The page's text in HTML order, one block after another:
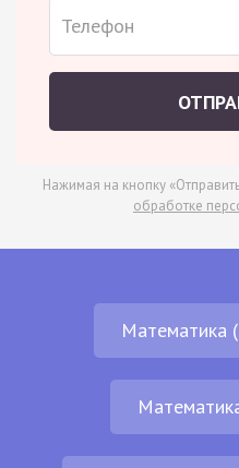
Нажимая на кнопку
обработке
Математика